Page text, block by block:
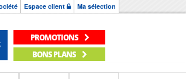
Espace client Ma sélection
PROMOTIONS
BONS PLANS